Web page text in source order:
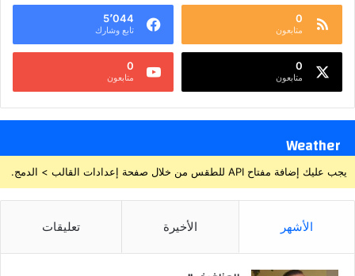
0
متابعون
5٬044
تابع وشارك
0
متابعون
0
متابعون
Weather
يجب عليك إضافة مفتاح API للطقس من خلال صفحة إعدادات القالب > الدمج.
الأشهر الأخيرة تعليقات